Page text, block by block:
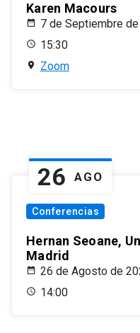
Karen Macours
7 de Septiembre
15:30
Zoom
26 AGO
Conferencias
Hernan Seoane,
Madrid
26 de Agosto de
14:00